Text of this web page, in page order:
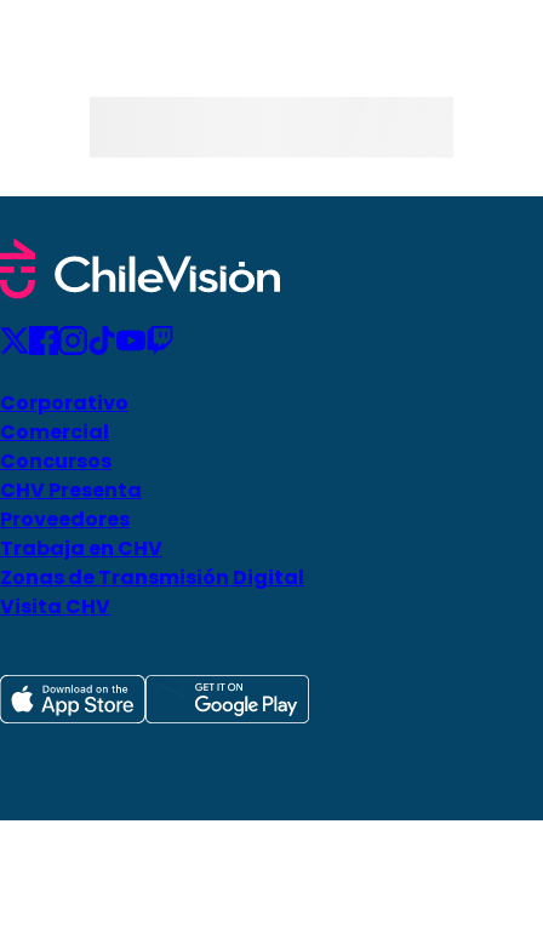
Corporativo
Comercial
Concursos
CHV Presenta
Proveedores
Trabaja en CHV
Zonas de Transmisión Digital
Visita CHV